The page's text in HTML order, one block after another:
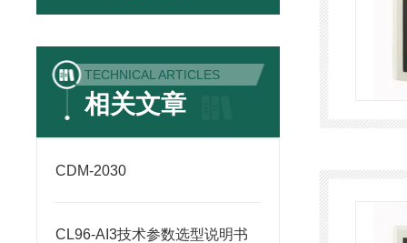
TECHNICAL ARTICLES
相关文章
CDM-2030
CL96-AI3技术参数选型说明书